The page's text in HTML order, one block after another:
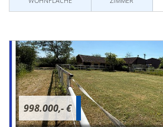
998.000,- €